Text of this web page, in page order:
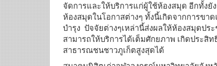
จัดการและให้บริการแก่ผู้ใช้ห้องสมุด อีกทั้งยั
ห้องสมุดในโอกาสต่างๆ ทั้งนี้เกิดจากการข
บำรุง ปัจจัยต่างๆเหล่านี้ส่งผลให้ห้องสมุดปร
สามารถให้บริการได้เต็มศักยภาพ เกิดประสิ
สาธารณชนชาวภูเก็ตสูงสุดได้